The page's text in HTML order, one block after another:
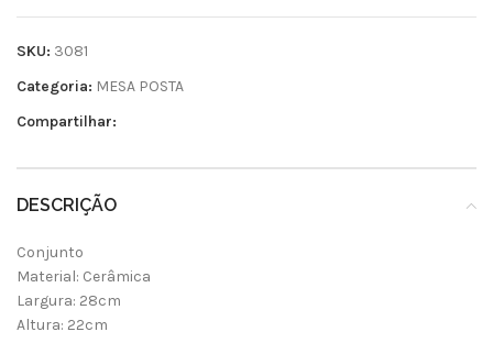
SKU: 3081
Categoria: MESA POSTA
Compartilhar:
DESCRIÇÃO
Conjunto
Material: Cerâmica
Largura: 28cm
Altura: 22cm